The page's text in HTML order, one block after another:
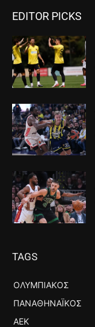
EDITOR PICKS
TAGS
ΟΛΥΜΠΙΑΚΌΣ
ΠΑΝΑΘΗΝΑΪΚΌΣ
ΑΕΚ